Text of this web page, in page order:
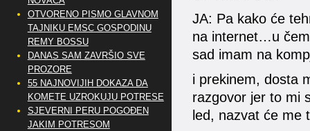
JA: Pa kako će
na internet…u
sad imam na
i prekinem, dosta
razgovor jer to mi
led, nazvat će me
OTVORENO PISMO GLAVNOM
TAJNIKU EMSC GOSPODINU
REMY BOSSU
DANAS SAM ZAVRŠIO SVE
PROZORE
55 NAJNOVIJIH DOKAZA DA
KOMETE UZROKUJU POTRESE
SJEVERNI PERU POGOĐEN
JAKIM POTRESOM